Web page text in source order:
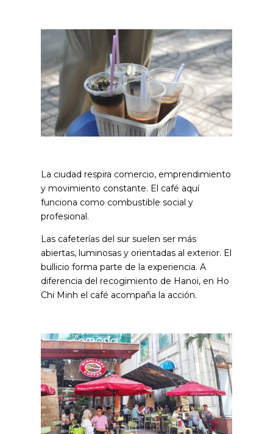
La ciudad respira comercio, emprendimiento
y movimiento constante. El café aquí
funciona como combustible social y
profesional.
Las cafeterías del sur suelen ser más
abiertas, luminosas y orientadas al exterior. El
bullicio forma parte de la experiencia. A
diferencia del recogimiento de Hanoi, en Ho
Chi Minh el café acompaña la acción.